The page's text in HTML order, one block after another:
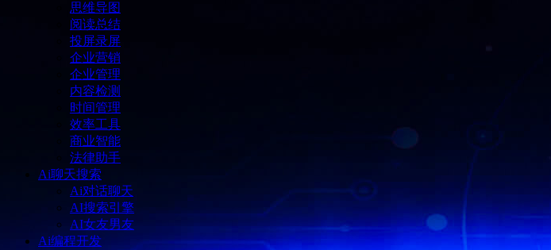
思维导图
阅读总结
投屏录屏
企业营销
企业管理
内容检测
时间管理
效率工具
商业智能
法律助手
Ai聊天搜索
Ai对话聊天
AI搜索引擎
AI女友男友
Ai编程开发